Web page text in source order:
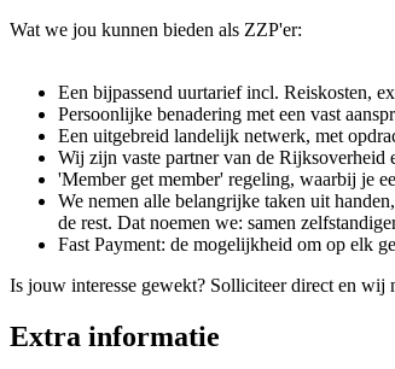
Wat we jou kunnen bieden als ZZP'er:
Een bijpassend uurtarief incl. Reiskosten,
Persoonlijke benadering met een vast
Een uitgebreid landelijk netwerk, met
Wij zijn vaste partner van de Rijksoverheid
'Member get member' regeling, waarbij je
We nemen alle belangrijke taken uit
de rest. Dat noemen we: samen
Fast Payment: de mogelijkheid om op elk
Is jouw interesse gewekt? Solliciteer direct en wij
Extra informatie